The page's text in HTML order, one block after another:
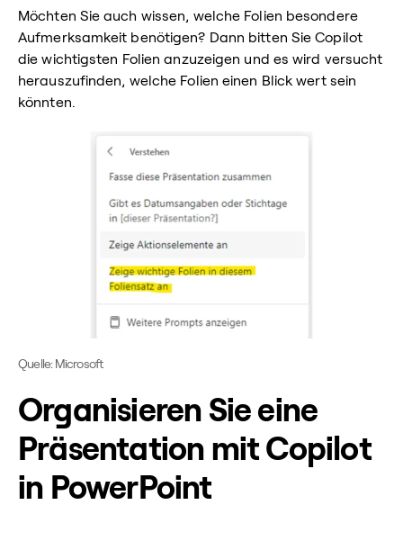
Möchten Sie auch wissen, welche Folien besondere
Aufmerksamkeit benötigen? Dann bitten Sie Copilot
die wichtigsten Folien anzuzeigen und es wird versucht
herauszufinden, welche Folien einen Blick wert sein
könnten.
Quelle: Microsoft
Organisieren Sie eine
Präsentation mit Copilot
in PowerPoint